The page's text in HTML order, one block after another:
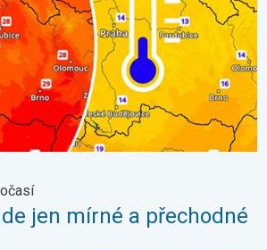
jen mírné a přechodné